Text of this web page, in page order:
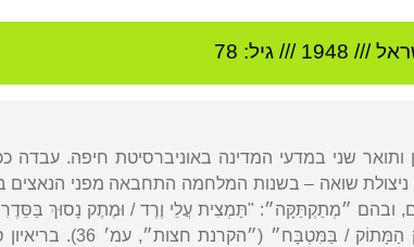
///
1948 /// גיל: 78
ותואר שני במדעי המדינה באוניברסיטת חיפה. עבדה
ניצולת שואה – בשנות המלחמה התחבאה מפני
״מְתַקְתַּקָּה״: "תַּמְצִית עֲלֵי וֶרֶד / וּמֶתֶק נָסוּךְ
גָּרָאג' נִשְׁכַּח בְּאַמְסְטֶרְדָּם /